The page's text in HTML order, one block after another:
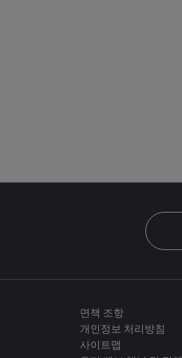
면책 조항
개인정보 처리방침
사이트맵